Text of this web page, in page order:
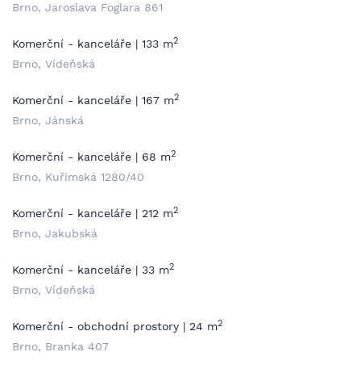
Brno, Jaroslava Foglara 861
Komerční - kanceláře | 133 m2
Brno, Vídeňská
Komerční - kanceláře | 167 m2
Brno, Jánská
Komerční - kanceláře | 68 m2
Brno, Kuřimská 1280/40
Komerční - kanceláře | 212 m2
Brno, Jakubská
Komerční - kanceláře | 33 m2
Brno, Vídeňská
Komerční - obchodní prostory | 24 m2
Brno, Branka 407